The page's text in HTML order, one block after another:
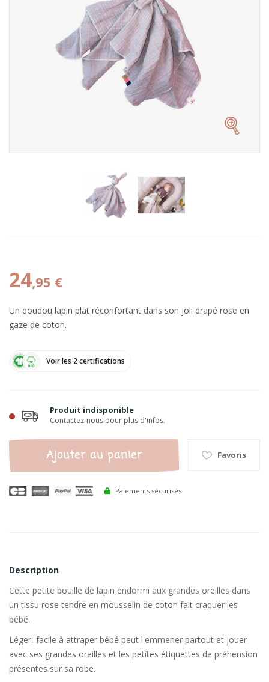
24,95 €
Un doudou lapin plat réconfortant dans son joli drapé rose en
gaze de coton.
Voir les 2 certifications
Produit indisponible
Contactez-nous pour plus d'infos.
Ajouter au panier Favoris
Paiements sécurisés
Description
Cette petite bouille de lapin endormi aux grandes oreilles dans
un tissu rose tendre en mousselin de coton fait craquer les
bébé.
Léger, facile à attraper bébé peut l'emmener partout et jouer
avec ses grandes oreilles et les petites étiquettes de préhension
présentes sur sa robe.